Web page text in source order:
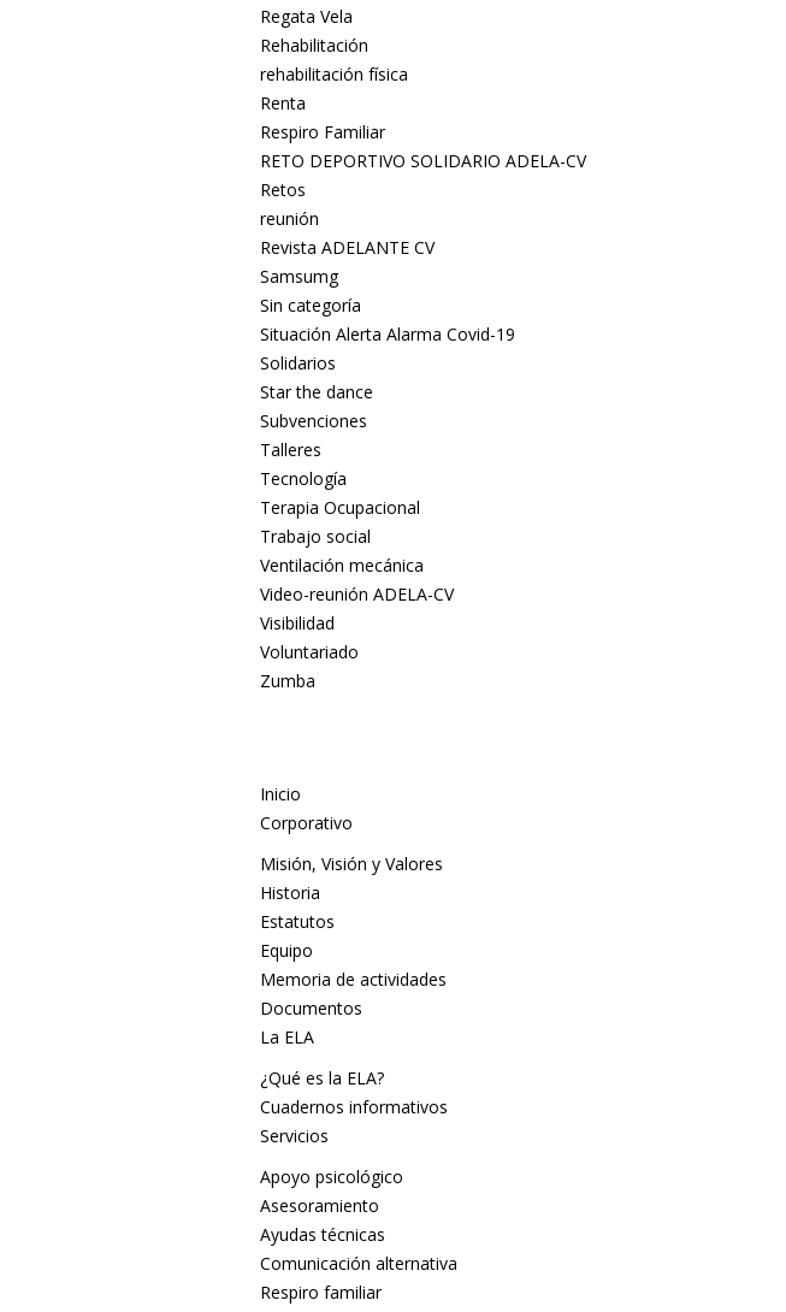
Regata Vela
Rehabilitación
rehabilitación física
Renta
Respiro Familiar
RETO DEPORTIVO SOLIDARIO ADELA-CV
Retos
reunión
Revista ADELANTE CV
Samsumg
Sin categoría
Situación Alerta Alarma Covid-19
Solidarios
Star the dance
Subvenciones
Talleres
Tecnología
Terapia Ocupacional
Trabajo social
Ventilación mecánica
Video-reunión ADELA-CV
Visibilidad
Voluntariado
Zumba
Inicio
Corporativo
Misión, Visión y Valores
Historia
Estatutos
Equipo
Memoria de actividades
Documentos
La ELA
¿Qué es la ELA?
Cuadernos informativos
Servicios
Apoyo psicológico
Asesoramiento
Ayudas técnicas
Comunicación alternativa
Respiro familiar